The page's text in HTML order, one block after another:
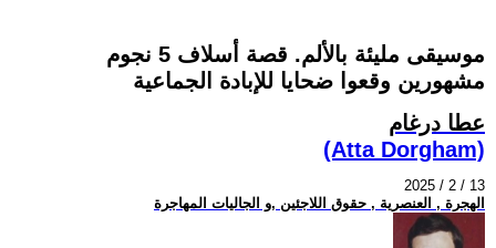
موسيقى مليئة بالألم. قصة أسلاف 5 نجوم
مشهورين وقعوا ضحايا للإبادة الجماعية
عطا درغام
(Atta Dorgham)
2025 / 2 / 13
الهجرة , العنصرية , حقوق اللاجئين ,و الجاليات المهاجرة